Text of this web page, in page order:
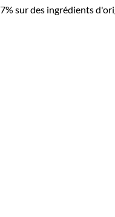
sur des ingrédients